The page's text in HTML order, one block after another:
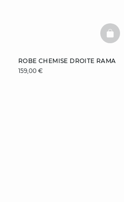
ROBE CHEMISE DROITE RAMA
159,00 €